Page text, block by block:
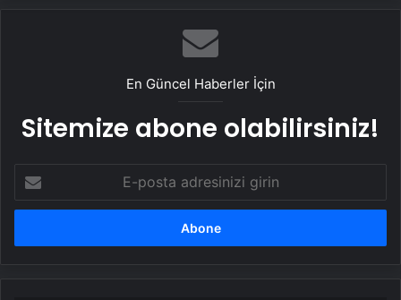
En Güncel Haberler İçin
Sitemize abone olabilirsiniz!
posta
adresinizi